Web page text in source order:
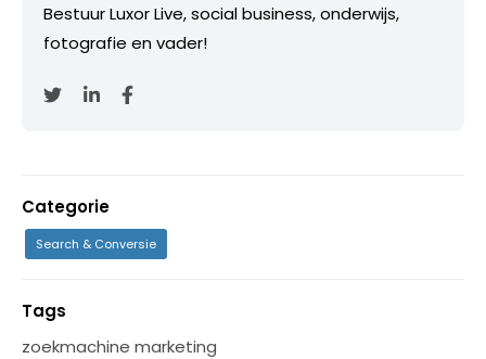
Bestuur Luxor Live, social business, onderwijs,
fotografie en vader!
Categorie
Search & Conversie
Tags
zoekmachine marketing